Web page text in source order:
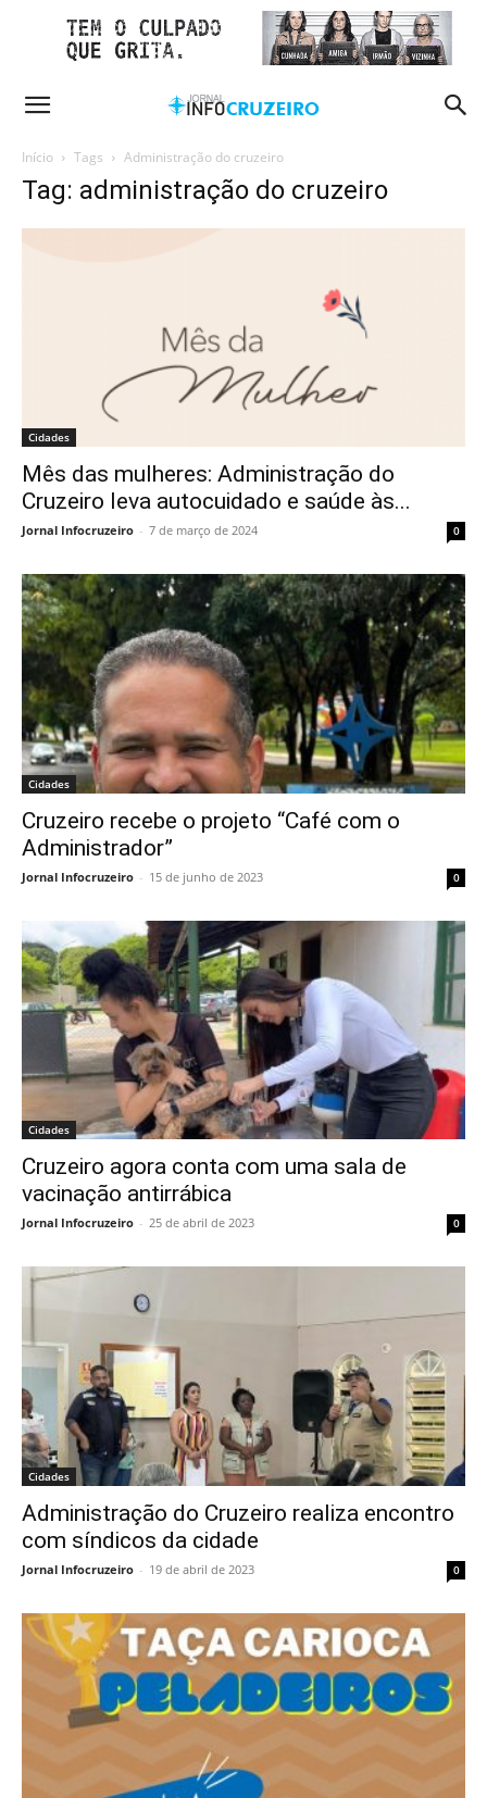
Início Tags Administração do cruzeiro
Tag: administração do cruzeiro
Cidades
Mês das mulheres: Administração do
Cruzeiro leva autocuidado e saúde às...
Jornal Infocruzeiro - 7 de março de 2024 0
Cidades
Cruzeiro recebe o projeto “Café com o
Administrador”
Jornal Infocruzeiro - 15 de junho de 2023 0
Cidades
Cruzeiro agora conta com uma sala de
vacinação antirrábica
Jornal Infocruzeiro - 25 de abril de 2023 0
Cidades
Administração do Cruzeiro realiza encontro
com síndicos da cidade
Jornal Infocruzeiro - 19 de abril de 2023 0